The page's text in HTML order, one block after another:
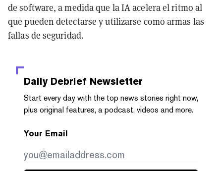
de software, a medida que la IA acelera el ritmo al
que pueden detectarse y utilizarse como armas las
fallas de seguridad.
Daily Debrief Newsletter
Start every day with the top news stories right now,
plus original features, a podcast, videos and more.
Your Email